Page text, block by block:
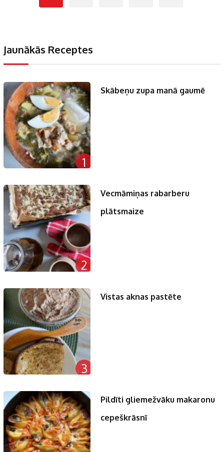
Jaunākās Receptes
1
Skābeņu zupa manā gaumē
2
Vecmāmiņas rabarberu
plātsmaize
3
Vistas aknas pastēte
Pildīti gliemežvāku makaronu
cepeškrāsnī